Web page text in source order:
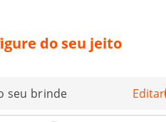
do seu jeito
seu brinde Editar